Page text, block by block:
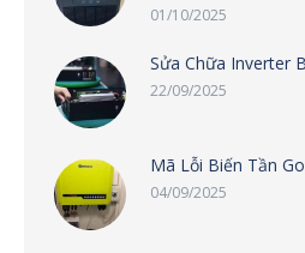
01/10/2025
Sửa Chữa Inverter
22/09/2025
Mã Lỗi Biến Tần
04/09/2025